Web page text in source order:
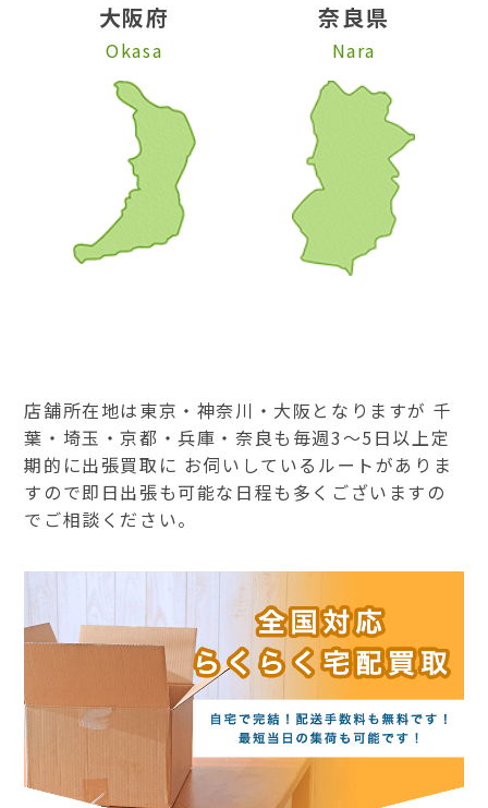
大阪府
Okasa
奈良県
Nara
店舗所在地は東京・神奈川・大阪となりますが 千
葉・埼玉・京都・兵庫・奈良も毎週3～5日以上定
期的に出張買取に お伺いしているルートがありま
すので即日出張も可能な日程も多くございますの
でご相談ください。